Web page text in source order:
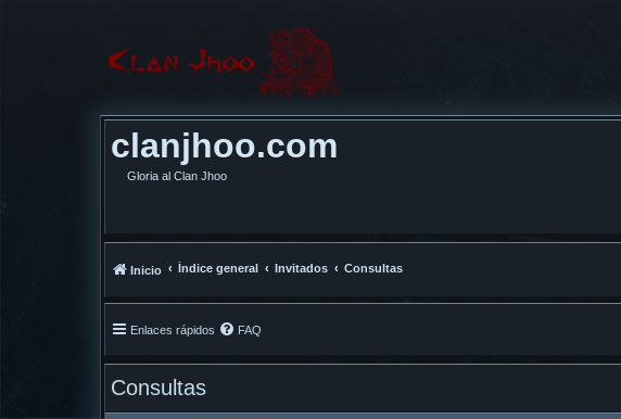
clanjhoo.com
Gloria al Clan Jhoo
Inicio Índice general Invitados Consultas
Enlaces rápidos FAQ
Consultas